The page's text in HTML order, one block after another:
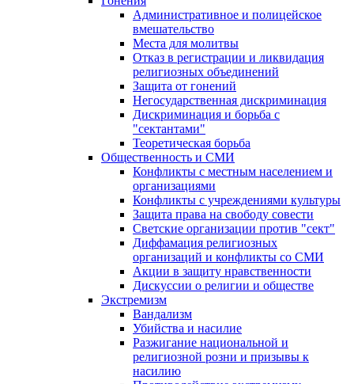
Административное и полицейское
вмешательство
Места для молитвы
Отказ в регистрации и ликвидация
религиозных объединений
Защита от гонений
Негосударственная дискриминация
Дискриминация и борьба с
"сектантами"
Теоретическая борьба
Общественность и СМИ
Конфликты с местным населением и
организациями
Конфликты с учреждениями культуры
Защита права на свободу совести
Светские организации против "сект"
Диффамация религиозных
организаций и конфликты со СМИ
Акции в защиту нравственности
Дискуссии о религии и обществе
Экстремизм
Вандализм
Убийства и насилие
Разжигание национальной и
религиозной розни и призывы к
насилию